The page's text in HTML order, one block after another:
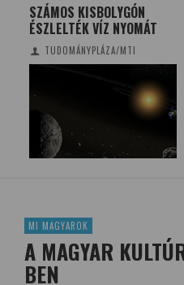
SZÁMOS KISBOLYGÓN
ÉSZLELTÉK VÍZ NYOMÁT
TUDOMÁNYPLÁZA/MTI
MI MAGYAROK
A MAGYAR
BEN